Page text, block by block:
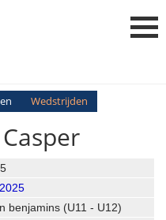
Login
Wedstrijden
Casper
benjamins (U11 - U12)